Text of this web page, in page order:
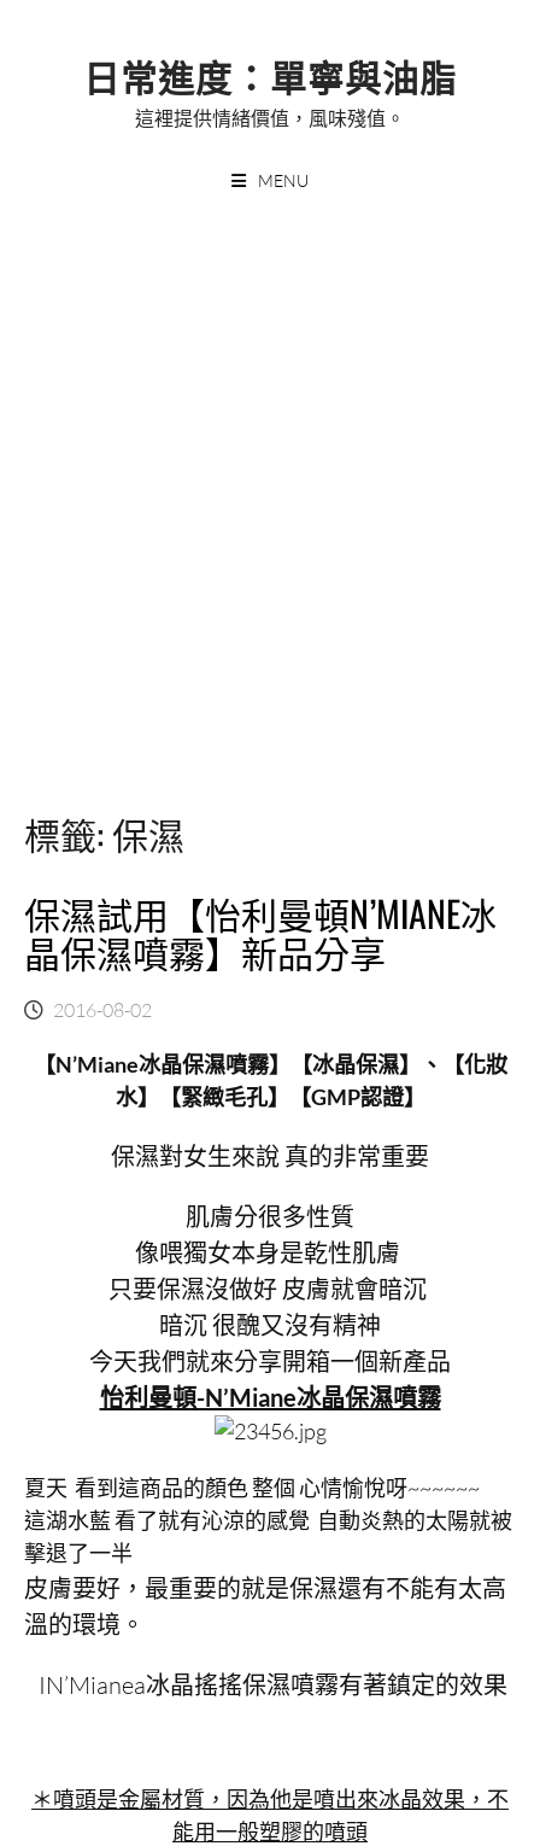
日常進度：單寧與油脂
這裡提供情緒價值，風味殘值。
MENU
標籤:保濕
保濕試用【怡利曼頓N’MIANE冰
晶保濕噴霧】新品分享
2016-08-02
【N’Miane冰晶保濕噴霧】【冰晶保濕】、【化妝
水】【緊緻毛孔】【GMP認證】
保濕對女生來說 真的非常重要
肌膚分很多性質
像喂獨女本身是乾性肌膚
只要保濕沒做好 皮膚就會暗沉
暗沉 很醜又沒有精神
今天我們就來分享開箱一個新產品
怡利曼頓-N’Miane冰晶保濕噴霧
夏天 看到這商品的顏色 整個 心情愉悅呀~~~~~~
這湖水藍 看了就有沁涼的感覺 自動炎熱的太陽就被
擊退了一半
皮膚要好，最重要的就是保濕還有不能有太高
溫的環境。
IN’Mianea冰晶搖搖保濕噴霧有著鎮定的效果
＊噴頭是金屬材質，因為他是噴出來冰晶效果，不
能用一般塑膠的噴頭